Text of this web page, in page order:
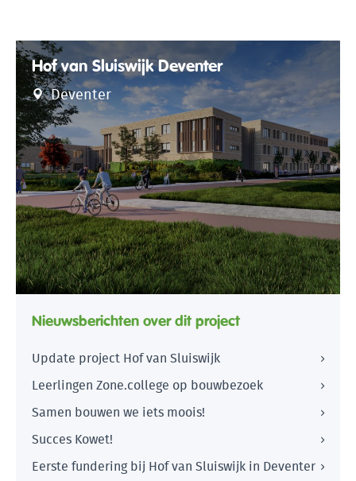
Hof van Sluiswijk Deventer
Deventer
Nieuwsberichten over dit project
Update project Hof van Sluiswijk
Leerlingen Zone.college op bouwbezoek
Samen bouwen we iets moois!
Succes Kowet!
Eerste fundering bij Hof van Sluiswijk in Deventer